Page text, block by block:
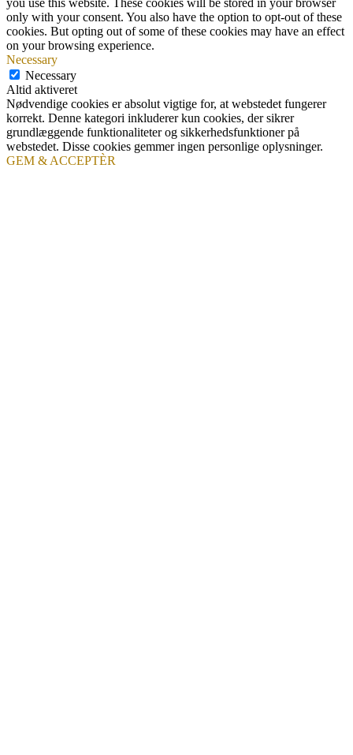
you use this website. These cookies will be stored in your browser
only with your consent. You also have the option to opt-out of these
cookies. But opting out of some of these cookies may have an effect
on your browsing experience.
Necessary
Necessary
Altid aktiveret
Nødvendige cookies er absolut vigtige for, at webstedet fungerer
korrekt. Denne kategori inkluderer kun cookies, der sikrer
grundlæggende funktionaliteter og sikkerhedsfunktioner på
webstedet. Disse cookies gemmer ingen personlige oplysninger.
GEM & ACCEPTÈR